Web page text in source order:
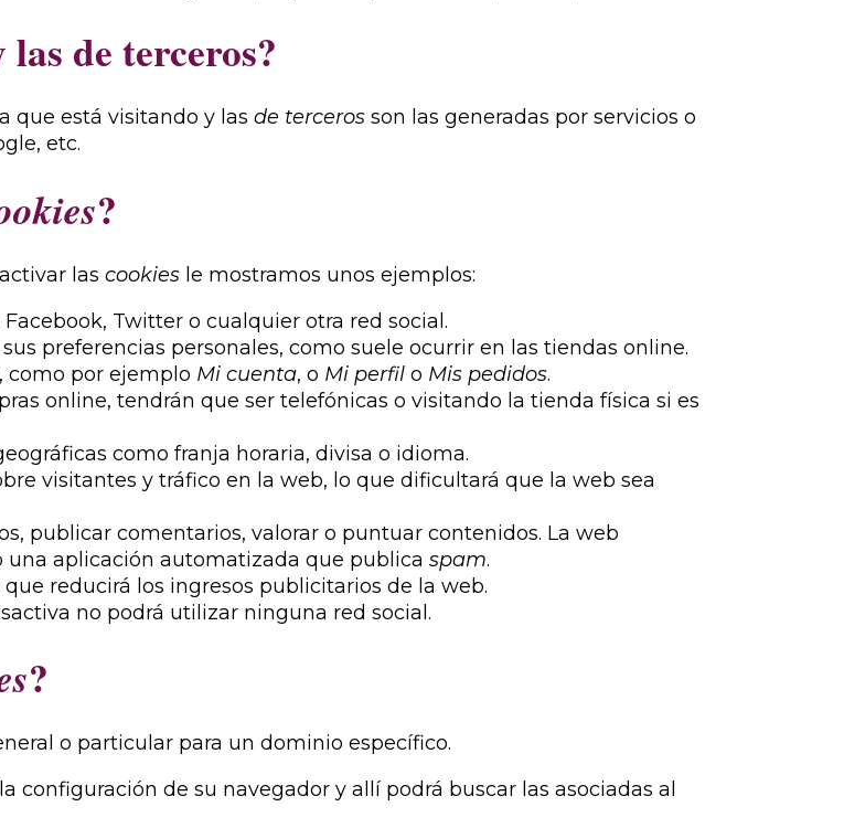
de terceros?
que está visitando y las de terceros son las generadas por servicios o
etc.
?
las cookies le mostramos unos ejemplos:
Twitter o cualquier otra red social.
preferencias personales, como suele ocurrir en las tiendas online.
como por ejemplo Mi cuenta, o Mi perfil o Mis pedidos.
online, tendrán que ser telefónicas o visitando la tienda física si es
como franja horaria, divisa o idioma.
visitantes y tráfico en la web, lo que dificultará que la web sea
publicar comentarios, valorar o puntuar contenidos. La web
aplicación automatizada que publica spam.
reducirá los ingresos publicitarios de la web.
no podrá utilizar ninguna red social.
?
o particular para un dominio específico.
configuración de su navegador y allí podrá buscar las asociadas al